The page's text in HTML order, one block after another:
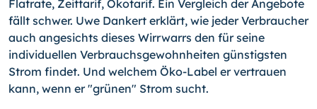
Flatrate, Zeittarif, Ökotarif. Ein Vergleich der Angebote
fällt schwer. Uwe Dankert erklärt, wie jeder Verbraucher
auch angesichts dieses Wirrwarrs den für seine
individuellen Verbrauchsgewohnheiten günstigsten
Strom findet. Und welchem Öko-Label er vertrauen
kann, wenn er "grünen" Strom sucht.